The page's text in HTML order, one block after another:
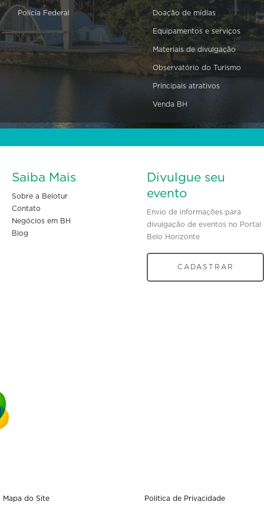
Polícia Federal Doação de mídias
Equipamentos e serviços
Materiais de divulgação
Observatório do Turismo
Principais atrativos
Venda BH
Saiba Mais
Sobre a Belotur
Contato
Negócios em BH
Blog
Divulgue seu
evento
Envio de informações para
divulgação de eventos no Portal
Belo Horizonte
CADASTRAR
Mapa do Site Politica de Privacidade